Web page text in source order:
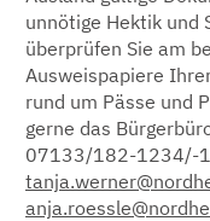
unnötige Hektik und
überprüfen Sie am
Ausweispapiere
rund um Pässe und
gerne das
07133/182-1234/-